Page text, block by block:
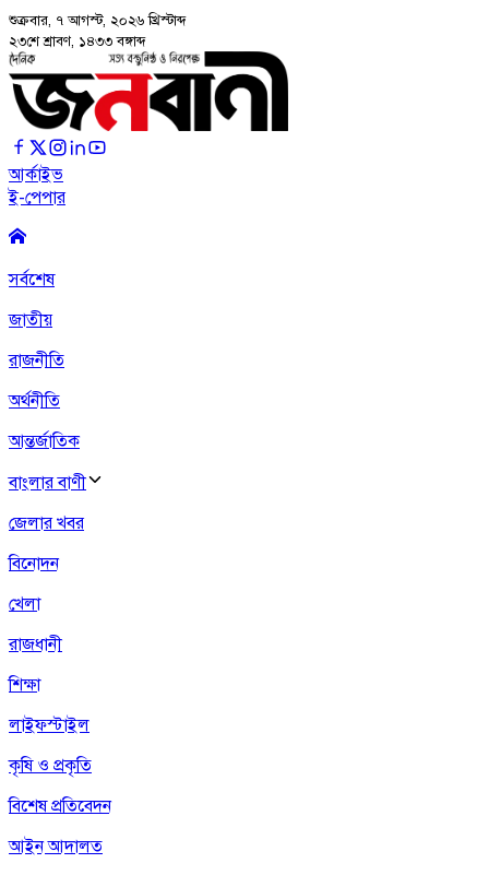
শুক্রবার, ৭ আগস্ট, ২০২৬ খ্রিস্টাব্দ
২৩শে শ্রাবণ, ১৪৩৩ বঙ্গাব্দ
আর্কাইভ
ই-পেপার
সর্বশেষ
জাতীয়
রাজনীতি
অর্থনীতি
আন্তর্জাতিক
বাংলার বাণী
জেলার খবর
বিনোদন
খেলা
রাজধানী
শিক্ষা
লাইফস্টাইল
কৃষি ও প্রকৃতি
বিশেষ প্রতিবেদন
আইন আদালত